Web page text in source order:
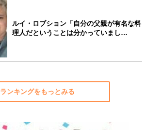
ルイ・ロブション「自分の父親が有名な料
理人だということは分かっていまし…
ランキングをもっとみる